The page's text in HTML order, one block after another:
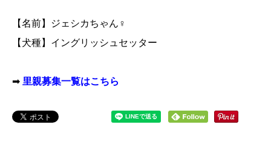
【名前】ジェシカちゃん♀
【犬種】イングリッシュセッター
➡ 里親募集一覧はこちら